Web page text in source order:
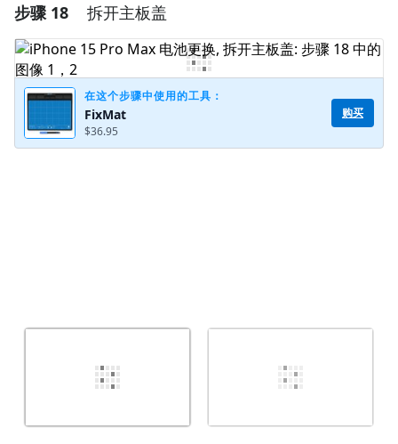
添加评论
步骤 18 拆开主板盖
在这个步骤中使用的工具：
FixMat
$36.95
购买